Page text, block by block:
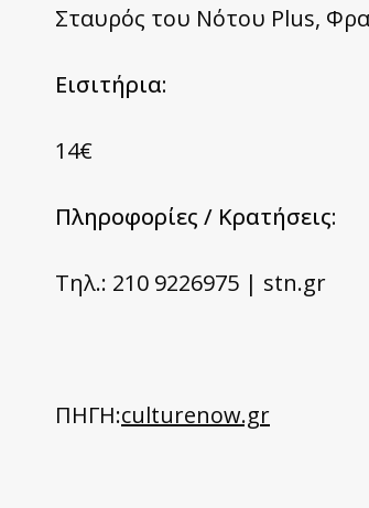
Σταυρός του Νότου Plus,
Eισιτήρια:
14€
Πληροφορίες / Κρατήσεις:
Τηλ.: 210 9226975 | stn.gr
ΠΗΓΗ:culturenow.gr